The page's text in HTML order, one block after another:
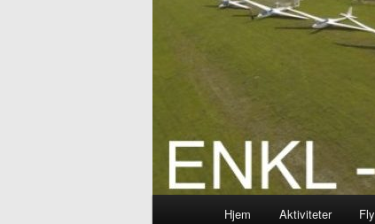
Hjem Aktiviteter